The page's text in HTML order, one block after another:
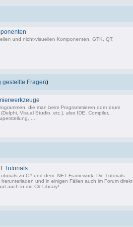
und nicht-visuellen Komponenten. GTK, QT,
gestellte Fragen)
die man beim Programmieren oder drum
Visual Studio, etc.), also IDE, Compiler,
...
Tutorials
zu C# und dem .NET Framework. Die Tutorials
herunterladen und in einigen Fällen auch im Forum direkt
auch in die C#-Library!